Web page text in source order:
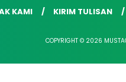
KAMI KIRIM TULISAN
COPYRIGHT © 2026